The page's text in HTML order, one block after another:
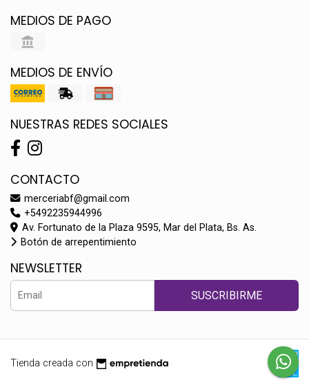
MEDIOS DE PAGO
MEDIOS DE ENVÍO
NUESTRAS REDES SOCIALES
CONTACTO
merceriabf@gmail.com
+5492235944996
Av. Fortunato de la Plaza 9595, Mar del Plata, Bs. As.
Botón de arrepentimiento
NEWSLETTER
SUSCRIBIRME
Tienda creada con